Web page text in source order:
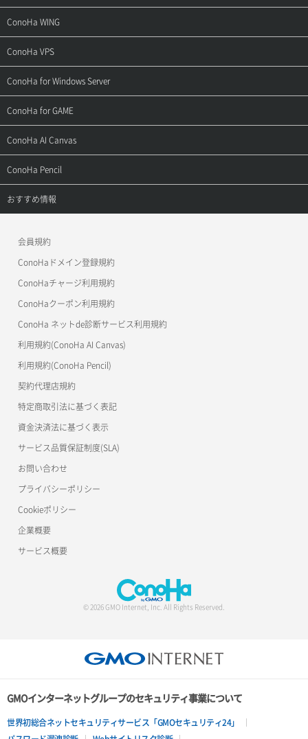
サポートトップ
ご契約・お支払い
お問い合わせ
ConoHa WING
サポートトップ
ご利用ガイド
よくある質問
ConoHa VPS
サポートトップ
ご利用ガイド
APIドキュメントVPS3.0
ConoHa for Windows Server
サポートトップ
ご利用ガイド
APIドキュメントVPS3.0
ConoHa for GAME
サポートトップ
ご利用ガイド
ConoHa AI Canvas
サポートトップ
ご利用ガイド
ConoHa Pencil
サポートトップ
おすすめ情報
美雲このは徹底ガイド
会員規約
ConoHaドメイン登録規約
ConoHaチャージ利用規約
ConoHaクーポン利用規約
ConoHa ネットde診断サービス利用規約
利用規約(ConoHa AI Canvas)
利用規約(ConoHa Pencil)
契約代理店規約
特定商取引法に基づく表記
資金決済法に基づく表示
サービス品質保証制度(SLA)
お問い合わせ
プライバシーポリシー
Cookieポリシー
企業概要
サービス概要
© 2026 GMO Internet, Inc. All Rights Reserved.
GMOインターネットグループのセキュリティ事業について
世界初総合ネットセキュリティサービス「GMOセキュリティ24」